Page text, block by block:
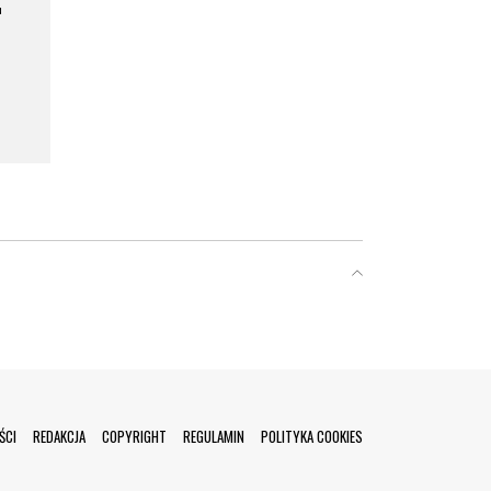
REDAKCJA COPYRIGHT REGULAMIN POLITYKA COOKIES